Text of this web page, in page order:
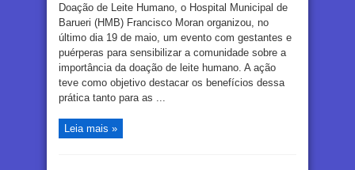
Doação de Leite Humano, o Hospital Municipal de
Barueri (HMB) Francisco Moran organizou, no
último dia 19 de maio, um evento com gestantes e
puérperas para sensibilizar a comunidade sobre a
importância da doação de leite humano. A ação
teve como objetivo destacar os benefícios dessa
prática tanto para as ...
Leia mais »